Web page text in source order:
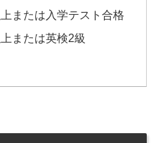
または入学テスト合格
または英検2級